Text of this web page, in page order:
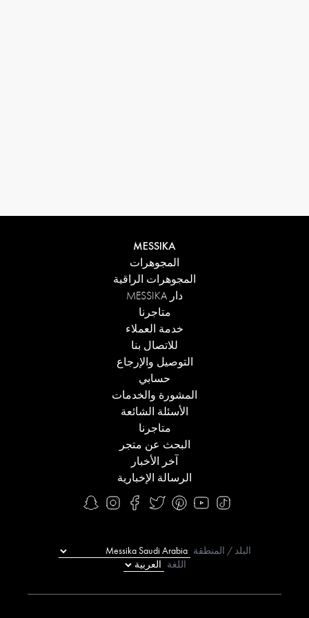
MESSIKA
المجوهرات
المجوهرات الراقية
دار MESSIKA
متاجرنا
خدمة العملاء
للاتصال بنا
التوصيل والإرجاع
حسابي
المشورة والخدمات
الأسئلة الشائعة
متاجرنا
البحث عن متجر
آخر الأخبار
الرسالة الإخبارية
البلد / المنطقة
اللغة